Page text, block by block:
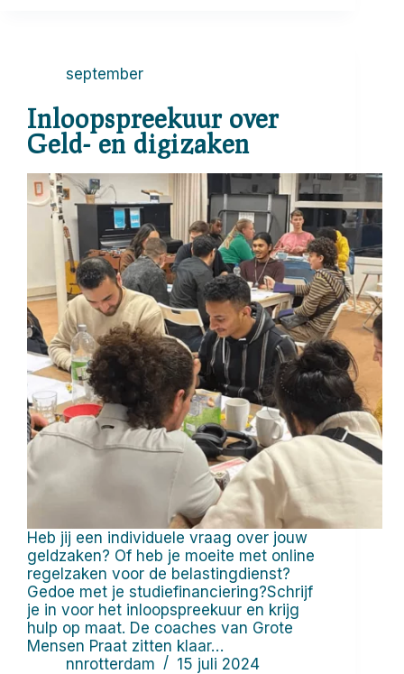
september
Inloopspreekuur over
Geld- en digizaken
Heb jij een individuele vraag over jouw
geldzaken? Of heb je moeite met online
regelzaken voor de belastingdienst?
Gedoe met je studiefinanciering?Schrijf
je in voor het inloopspreekuur en krijg
hulp op maat. De coaches van Grote
Mensen Praat zitten klaar…
nnrotterdam
15 juli 2024